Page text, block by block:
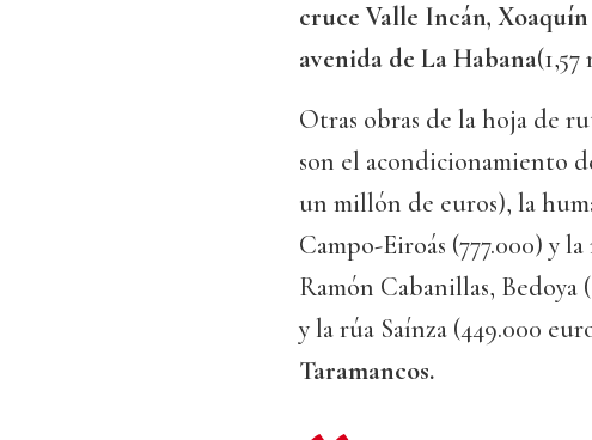
cruce Valle Incán,
avenida de La Habana
Otras obras de la hoja de
son el acondicionamiento
un millón de euros), la
Campo-Eiroás (777.000) y
Ramón Cabanillas,
y la rúa Saínza (449.000
Taramancos.